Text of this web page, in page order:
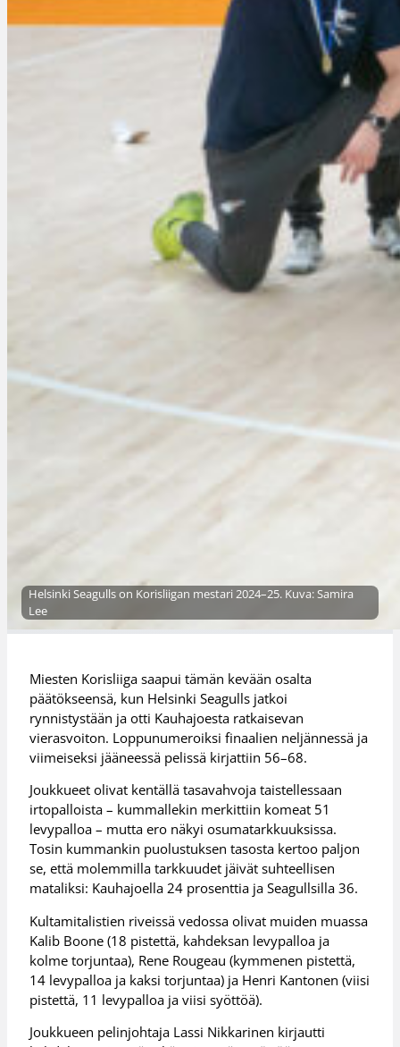
Helsinki Seagulls on Korisliigan mestari 2024–25. Kuva: Samira
Lee
Miesten Korisliiga saapui tämän kevään osalta
päätökseensä, kun Helsinki Seagulls jatkoi
rynnistystään ja otti Kauhajoesta ratkaisevan
vierasvoiton. Loppunumeroiksi finaalien neljännessä ja
viimeiseksi jääneessä pelissä kirjattiin 56–68.
Joukkueet olivat kentällä tasavahvoja taistellessaan
irtopalloista – kummallekin merkittiin komeat 51
levypalloa – mutta ero näkyi osumatarkkuuksissa.
Tosin kummankin puolustuksen tasosta kertoo paljon
se, että molemmilla tarkkuudet jäivät suhteellisen
mataliksi: Kauhajoella 24 prosenttia ja Seagullsilla 36.
Kultamitalistien riveissä vedossa olivat muiden muassa
Kalib Boone (18 pistettä, kahdeksan levypalloa ja
kolme torjuntaa), Rene Rougeau (kymmenen pistettä,
14 levypalloa ja kaksi torjuntaa) ja Henri Kantonen (viisi
pistettä, 11 levypalloa ja viisi syöttöä).
Joukkueen pelinjohtaja Lassi Nikkarinen kirjautti